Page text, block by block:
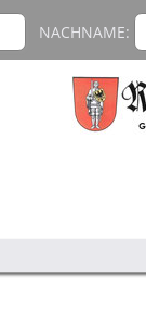
NACHNAME: